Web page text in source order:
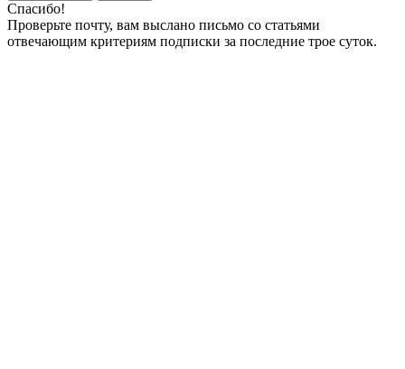
Спасибо!
Проверьте почту, вам выслано письмо со статьями
отвечающим критериям подписки за последние трое суток.